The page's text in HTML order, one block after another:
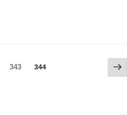
固
343
固
344
次
の